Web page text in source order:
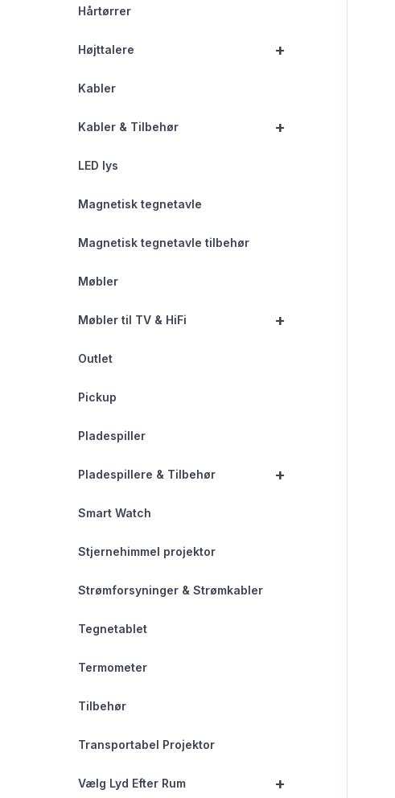
Hårtørrer
+
Højttalere
Kabler
+
Kabler & Tilbehør
LED lys
Magnetisk tegnetavle
Magnetisk tegnetavle tilbehør
Møbler
+
Møbler til TV & HiFi
Outlet
Pickup
Pladespiller
+
Pladespillere & Tilbehør
Smart Watch
Stjernehimmel projektor
Strømforsyninger & Strømkabler
Tegnetablet
Termometer
Tilbehør
Transportabel Projektor
+
Vælg Lyd Efter Rum